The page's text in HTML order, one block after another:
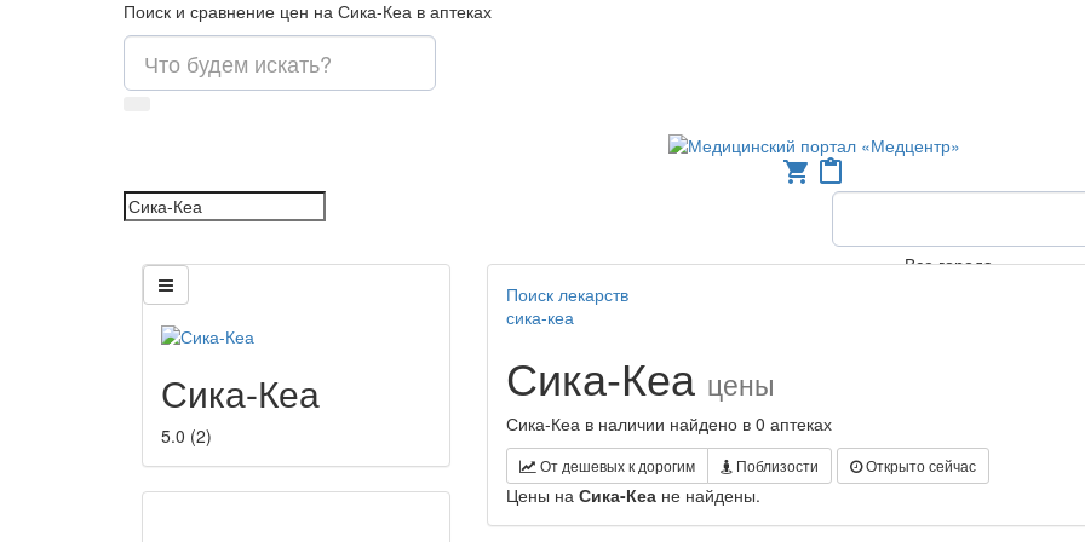
Поиск и сравнение цен на Сика-Кеа в аптеках
shopping_cart content_paste
Все города
Сика-Кеа
5.0 (2)
Поиск лекарств
сика-кеа
Сика-Кеа цены
Сика-Кеа в наличии найдено в 0 аптеках
От дешевых к дорогим Поблизости Открыто сейчас
Цены на Сика-Кеа не найдены.